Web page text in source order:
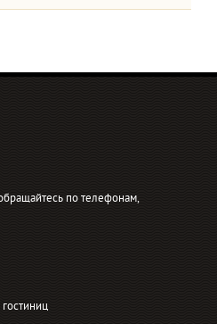
по телефонам,